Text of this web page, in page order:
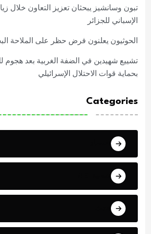
تبون وسانشيز يبحثان تعزيز التعاون خلال
الإسباني للجزائر
الحوثيون يعلنون فرض حظر على الملاحة
تشييع شهيدين في الضفة الغربية بعد هجوم
بحماية قوات الاحتلال الإسرائيلي
Categories